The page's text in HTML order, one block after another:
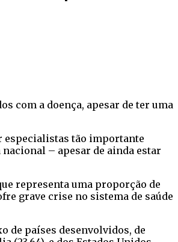
com a doença, apesar de ter uma
especialistas tão importante
– apesar de ainda estar
representa uma proporção de
grave crise no sistema de saúde
de países desenvolvidos, de